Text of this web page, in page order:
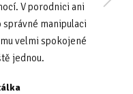
V porodnici ani
manipulaci
velmi spokojené
jednou.